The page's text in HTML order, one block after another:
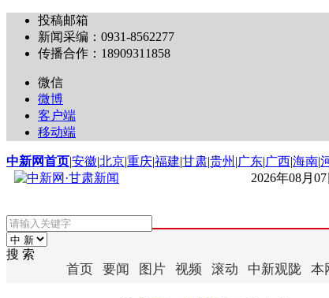
投稿邮箱
新闻采编：0931-8562277
传播合作：18909311858
微信
微博
客户端
移动端
中新网首页|安徽|北京|重庆|福建|甘肃|贵州 |广东|广西|海南|
2026年08月
搜 索
首页 要闻 图片 视频 滚动 中新观陇 本